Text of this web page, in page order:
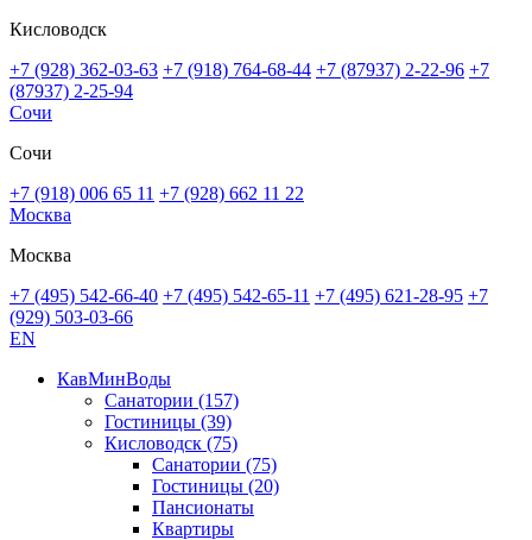
Кисловодск
+7 (928) 362-03-63 +7 (918) 764-68-44 +7 (87937) 2-22-96 +7
(87937) 2-25-94
Сочи
Сочи
+7 (918) 006 65 11 +7 (928) 662 11 22
Москва
Москва
+7 (495) 542-66-40 +7 (495) 542-65-11 +7 (495) 621-28-95 +7
(929) 503-03-66
EN
КавМинВоды
Санатории (157)
Гостиницы (39)
Кисловодск (75)
Санатории (75)
Гостиницы (20)
Пансионаты
Квартиры